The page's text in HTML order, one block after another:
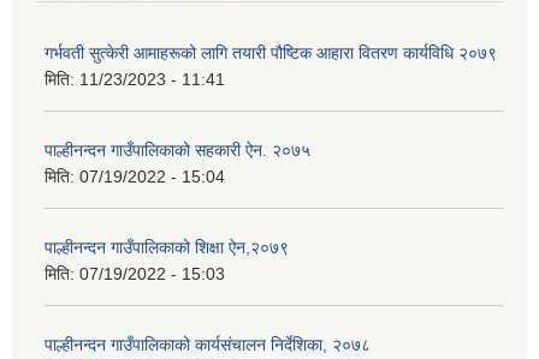
गर्भवती सुत्केरी आमाहरूको लागि तयारी पौष्टिक आहारा वितरण कार्यविधि २०७९
मिति: 11/23/2023 - 11:41
पाल्हीनन्दन गाउँपालिकाको सहकारी ऐन. २०७५
मिति: 07/19/2022 - 15:04
पाल्हीनन्दन गाउँपालिकाको शिक्षा ऐन,२०७९
मिति: 07/19/2022 - 15:03
पाल्हीनन्दन गाउँपालिकाको कार्यसंचालन निर्देशिका, २०७८